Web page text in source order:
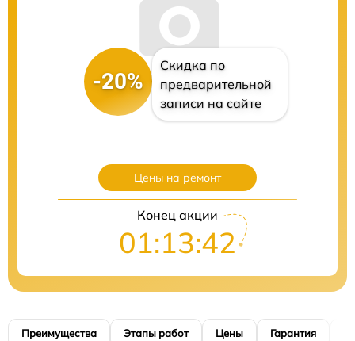
-20%
Скидка по
предварительной
записи на сайте
Цены на ремонт
Конец акции
01:13:41
Преимущества Этапы работ Цены Гарантия